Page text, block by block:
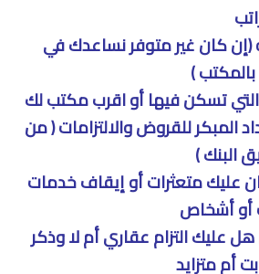
كان غير متوفر نساعدك في
)
تسكن فيها أو اقرب مكتب لك
المبكر للقروض والالتزامات ( من
البنك )
عليك متعثرات أو إيقاف خدمات
أشخاص
عليك التزام عقاري أم لا وذكر
أم متزايد